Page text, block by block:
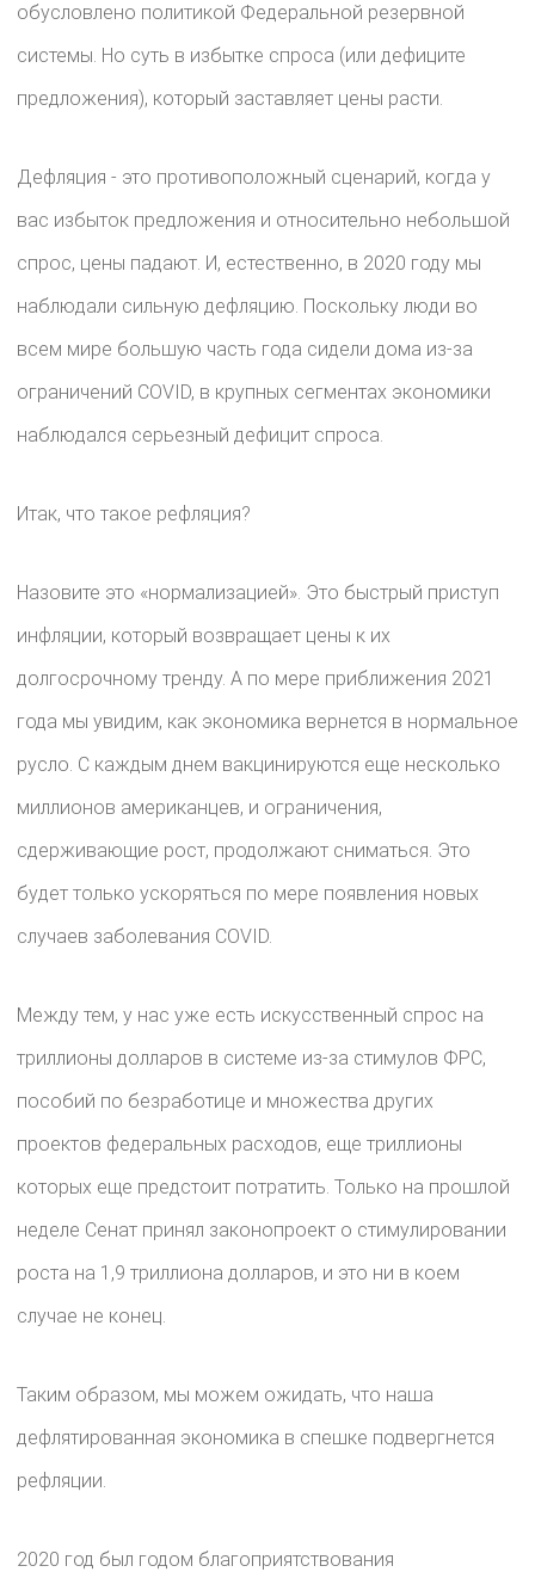
обусловлено политикой Федеральной резервной
системы. Но суть в избытке спроса (или дефиците
предложения), который заставляет цены расти.
Дефляция - это противоположный сценарий, когда у
вас избыток предложения и относительно небольшой
спрос, цены падают. И, естественно, в 2020 году мы
наблюдали сильную дефляцию. Поскольку люди во
всем мире большую часть года сидели дома из-за
ограничений COVID, в крупных сегментах экономики
наблюдался серьезный дефицит спроса.
Итак, что такое рефляция?
Назовите это «нормализацией». Это быстрый приступ
инфляции, который возвращает цены к их
долгосрочному тренду. А по мере приближения 2021
года мы увидим, как экономика вернется в нормальное
русло. С каждым днем ​​вакцинируются еще несколько
миллионов американцев, и ограничения,
сдерживающие рост, продолжают сниматься. Это
будет только ускоряться по мере появления новых
случаев заболевания COVID.
Между тем, у нас уже есть искусственный спрос на
триллионы долларов в системе из-за стимулов ФРС,
пособий по безработице и множества других
проектов федеральных расходов, еще триллионы
которых еще предстоит потратить. Только на прошлой
неделе Сенат принял законопроект о стимулировании
роста на 1,9 триллиона долларов, и это ни в коем
случае не конец.
Таким образом, мы можем ожидать, что наша
дефлятированная экономика в спешке подвергнется
рефляции.
2020 год был годом благоприятствования